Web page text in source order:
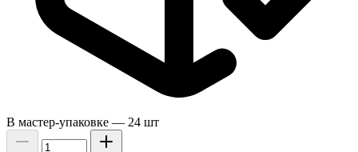
В мастер-упаковке — 24 шт